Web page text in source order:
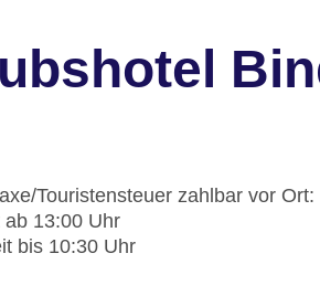
Touristensteuer zahlbar vor
13:00 Uhr
bis 10:30 Uhr